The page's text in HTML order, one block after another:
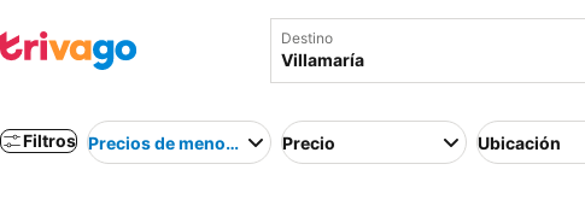
Destino
Filtros Precios de menor a mayorPrecio Ubicación